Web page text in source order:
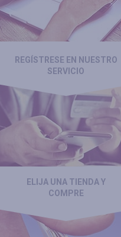
REGÍSTRESE EN NUESTRO
SERVICIO
ELIJA UNA TIENDA Y
COMPRE